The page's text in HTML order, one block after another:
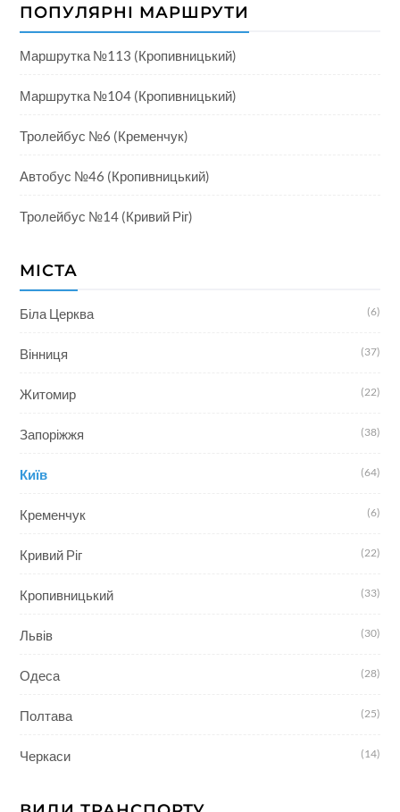
ПОПУЛЯРНІ МАРШРУТИ
Маршрутка №113 (Кропивницький)
Маршрутка №104 (Кропивницький)
Тролейбус №6 (Кременчук)
Автобус №46 (Кропивницький)
Тролейбус №14 (Кривий Ріг)
МІСТА
Біла Церква (6)
Вінниця (37)
Житомир (22)
Запоріжжя (38)
Київ (64)
Кременчук (6)
Кривий Ріг (22)
Кропивницький (33)
Львів (30)
Одеса (28)
Полтава (25)
Черкаси (14)